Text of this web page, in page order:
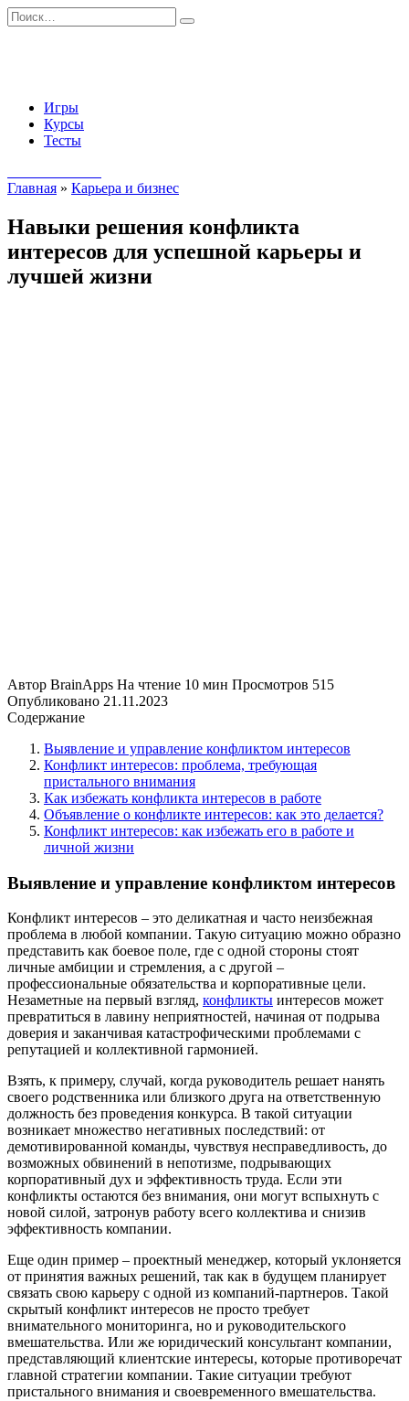
Перейти
к
Search
for:
Игры
Курсы
Тесты
Главная » Карьера и бизнес
Навыки решения конфликта
интересов для успешной карьеры и
лучшей жизни
Автор BrainApps На чтение 10 мин Просмотров 515
Опубликовано 21.11.2023
Содержание
Выявление и управление конфликтом интересов
Конфликт интересов: проблема, требующая
пристального внимания
Как избежать конфликта интересов в работе
Объявление о конфликте интересов: как это делается?
Конфликт интересов: как избежать его в работе и
личной жизни
Выявление и управление конфликтом интересов
Конфликт интересов – это деликатная и часто неизбежная
проблема в любой компании. Такую ситуацию можно образно
представить как боевое поле, где с одной стороны стоят
личные амбиции и стремления, а с другой –
профессиональные обязательства и корпоративные цели.
Незаметные на первый взгляд, конфликты интересов может
превратиться в лавину неприятностей, начиная от подрыва
доверия и заканчивая катастрофическими проблемами с
репутацией и коллективной гармонией.
Взять, к примеру, случай, когда руководитель решает нанять
своего родственника или близкого друга на ответственную
должность без проведения конкурса. В такой ситуации
возникает множество негативных последствий: от
демотивированной команды, чувствуя несправедливость, до
возможных обвинений в непотизме, подрывающих
корпоративный дух и эффективность труда. Если эти
конфликты остаются без внимания, они могут вспыхнуть с
новой силой, затронув работу всего коллектива и снизив
эффективность компании.
Еще один пример – проектный менеджер, который уклоняется
от принятия важных решений, так как в будущем планирует
связать свою карьеру с одной из компаний-партнеров. Такой
скрытый конфликт интересов не просто требует
внимательного мониторинга, но и руководительского
вмешательства. Или же юридический консультант компании,
представляющий клиентские интересы, которые противоречат
главной стратегии компании. Такие ситуации требуют
пристального внимания и своевременного вмешательства.